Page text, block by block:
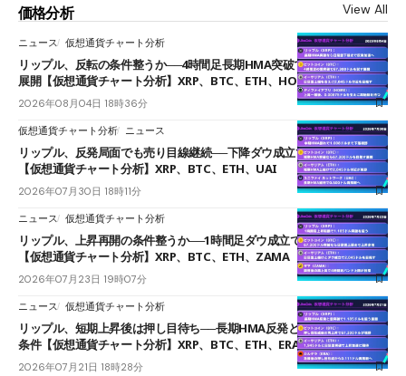
価格分析 View All
ニュース 仮想通貨チャート分析
リップル、反転の条件整うか──4時間足長期HMA突破で雲下端を目指す
展開【仮想通貨チャート分析】XRP、BTC、ETH、HOME
2026年08月04日 18時36分
仮想通貨チャート分析 ニュース
リップル、反発局面でも売り目線継続──下降ダウ成立で下値追う展開
【仮想通貨チャート分析】XRP、BTC、ETH、UAI
2026年07月30日 18時11分
ニュース 仮想通貨チャート分析
リップル、上昇再開の条件整うか──1時間足ダウ成立で1.185ドルを狙う
【仮想通貨チャート分析】XRP、BTC、ETH、ZAMA
2026年07月23日 19時07分
ニュース 仮想通貨チャート分析
リップル、短期上昇後は押し目待ち──長期HMA反発と雲上抜けが買い
条件【仮想通貨チャート分析】XRP、BTC、ETH、ERA
2026年07月21日 18時28分